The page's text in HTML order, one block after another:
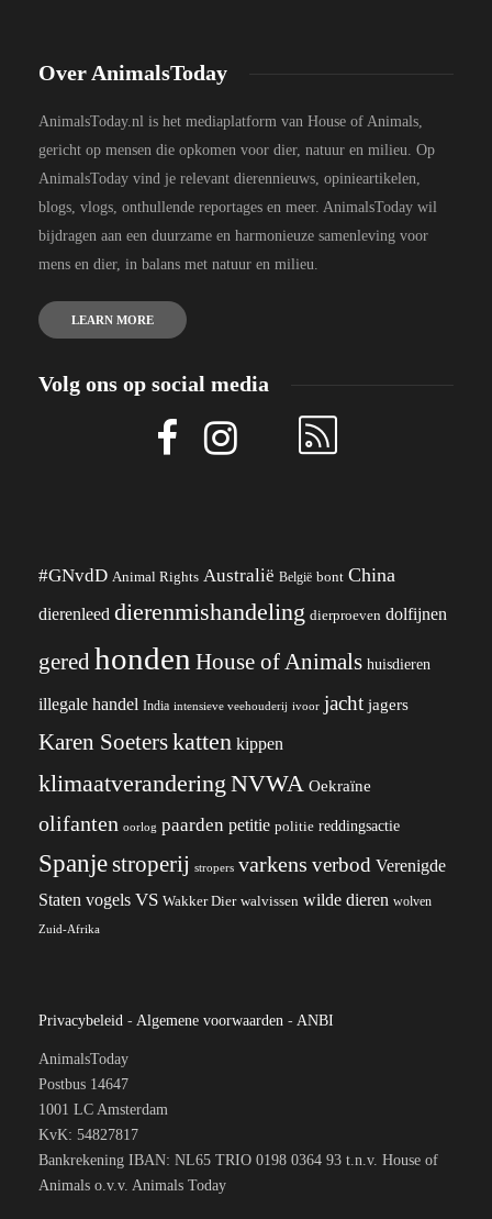
Over AnimalsToday
AnimalsToday.nl is het mediaplatform van House of Animals,
gericht op mensen die opkomen voor dier, natuur en milieu. Op
AnimalsToday vind je relevant dierennieuws, opinieartikelen,
blogs, vlogs, onthullende reportages en meer. AnimalsToday wil
bijdragen aan een duurzame en harmonieuze samenleving voor
mens en dier, in balans met natuur en milieu.
LEARN MORE
Volg ons op social media
#GNvdD Animal Rights Australië België bont China
dierenleed dierenmishandeling dierproeven dolfijnen
geredhonden House of Animals huisdieren
illegale handel India intensieve veehouderij ivoor jacht jagers
Karen Soeterskatten kippen
klimaatverandering NVWA Oekraïne
olifanten oorlog paarden petitie politie reddingsactie
Spanjestroperij stropers varkens verbod Verenigde
Staten vogels VS Wakker Dier walvissen wilde dieren wolven
Zuid-Afrika
Privacybeleid - Algemene voorwaarden - ANBI
AnimalsToday
Postbus 14647
1001 LC Amsterdam
KvK: 54827817
Bankrekening IBAN: NL65 TRIO 0198 0364 93 t.n.v. House of
Animals o.v.v. Animals Today